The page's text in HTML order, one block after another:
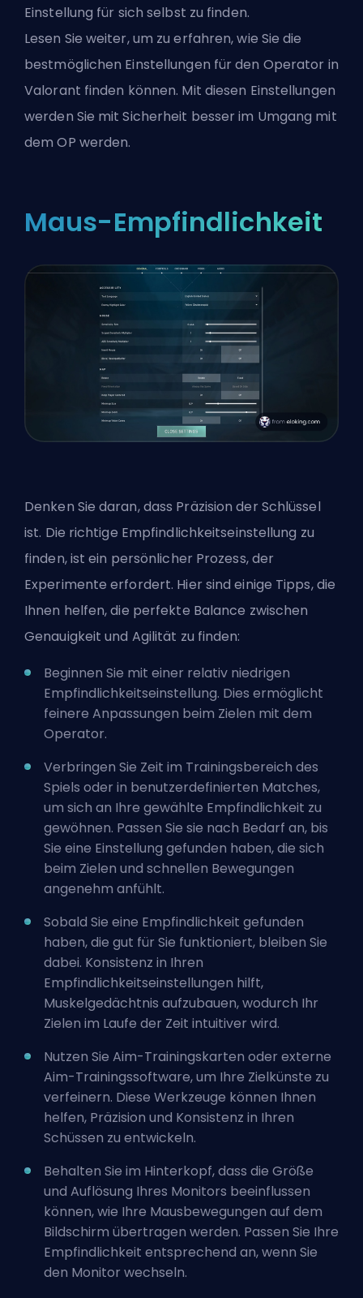
Einstellung für sich selbst zu finden.
Lesen Sie weiter, um zu erfahren, wie Sie die
bestmöglichen Einstellungen für den Operator in
Valorant finden können. Mit diesen Einstellungen
werden Sie mit Sicherheit besser im Umgang mit
dem OP werden.
Maus-Empfindlichkeit
Denken Sie daran, dass Präzision der Schlüssel
ist. Die richtige Empfindlichkeitseinstellung zu
finden, ist ein persönlicher Prozess, der
Experimente erfordert. Hier sind einige Tipps, die
Ihnen helfen, die perfekte Balance zwischen
Genauigkeit und Agilität zu finden:
Beginnen Sie mit einer relativ niedrigen
Empfindlichkeitseinstellung. Dies ermöglicht
feinere Anpassungen beim Zielen mit dem
Operator.
Verbringen Sie Zeit im Trainingsbereich des
Spiels oder in benutzerdefinierten Matches,
um sich an Ihre gewählte Empfindlichkeit zu
gewöhnen. Passen Sie sie nach Bedarf an, bis
Sie eine Einstellung gefunden haben, die sich
beim Zielen und schnellen Bewegungen
angenehm anfühlt.
Sobald Sie eine Empfindlichkeit gefunden
haben, die gut für Sie funktioniert, bleiben Sie
dabei. Konsistenz in Ihren
Empfindlichkeitseinstellungen hilft,
Muskelgedächtnis aufzubauen, wodurch Ihr
Zielen im Laufe der Zeit intuitiver wird.
Nutzen Sie Aim-Trainingskarten oder externe
Aim-Trainingssoftware, um Ihre Zielkünste zu
verfeinern. Diese Werkzeuge können Ihnen
helfen, Präzision und Konsistenz in Ihren
Schüssen zu entwickeln.
Behalten Sie im Hinterkopf, dass die Größe
und Auflösung Ihres Monitors beeinflussen
können, wie Ihre Mausbewegungen auf dem
Bildschirm übertragen werden. Passen Sie Ihre
Empfindlichkeit entsprechend an, wenn Sie
den Monitor wechseln.